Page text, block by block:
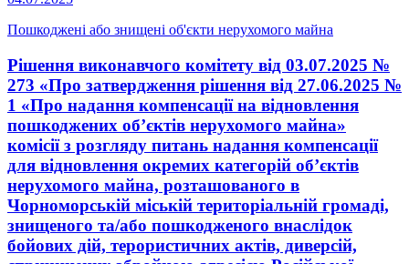
Пошкоджені або знищені об'єкти нерухомого майна
Рішення виконавчого комітету від 03.07.2025 №
273 «Про затвердження рішення від 27.06.2025 №
1 «Про надання компенсації на відновлення
пошкоджених об’єктів нерухомого майна»
комісії з розгляду питань надання компенсації
для відновлення окремих категорій об’єктів
нерухомого майна, розташованого в
Чорноморській міській територіальній громаді,
знищеного та/або пошкодженого внаслідок
бойових дій, терористичних актів, диверсій,